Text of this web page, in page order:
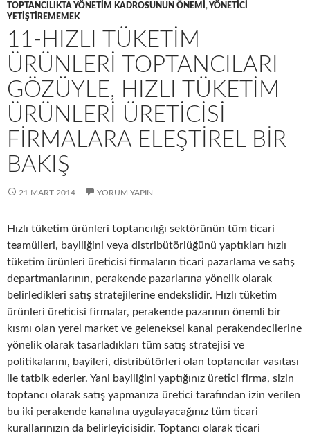
TOPTANCILIKTA YÖNETIM KADROSUNUN ÖNEMI ,YÖNETICI
YETIŞTIREMEMEK
11-HIZLI TÜKETIM
ÜRÜNLERI TOPTANCILARI
GÖZÜYLE, HIZLI TÜKETIM
ÜRÜNLERI ÜRETICISI
FIRMALARA ELEŞTIREL BIR
BAKIŞ
21 MART 2014 YORUM YAPIN
Hızlı tüketim ürünleri toptancılığı sektörünün tüm ticari
teamülleri, bayiliğini veya distribütörlüğünü yaptıkları hızlı
tüketim ürünleri üreticisi firmaların ticari pazarlama ve satış
departmanlarının, perakende pazarlarına yönelik olarak
belirledikleri satış stratejilerine endekslidir. Hızlı tüketim
ürünleri üreticisi firmalar, perakende pazarının önemli bir
kısmı olan yerel market ve geleneksel kanal perakendecilerine
yönelik olarak tasarladıkları tüm satış stratejisi ve
politikalarını, bayileri, distribütörleri olan toptancılar vasıtası
ile tatbik ederler. Yani bayiliğini yaptığınız üretici firma, sizin
toptancı olarak satış yapmanıza üretici tarafından izin verilen
bu iki perakende kanalına uygulayacağınız tüm ticari
kurallarınızın da belirleyicisidir. Toptancı olarak ticari